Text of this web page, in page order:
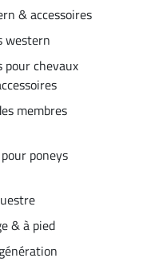
& accessoires
western
pour chevaux
membres
poneys
& à pied
Felix
Bühler
5.0
fond intégral Milena CTS
79,90 €